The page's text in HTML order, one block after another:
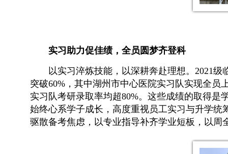
实习助力促佳绩，全员圆梦齐登科
以实习淬炼技能，以深耕奔赴理想。2021
突破60%，其中湖州市中心医院实习队实现全员
实习队考研录取率均超80%。这些成绩的取得
始终心系学子成长，高度重视员工实习与升学
驱散备考焦虑，以专业指导补齐学业短板，以